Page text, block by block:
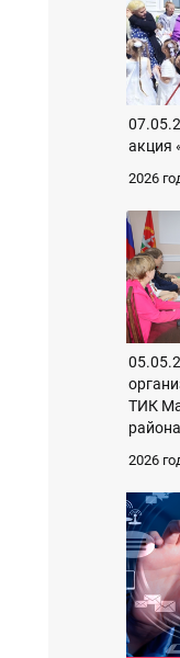
акция
2026
ТИК
2026